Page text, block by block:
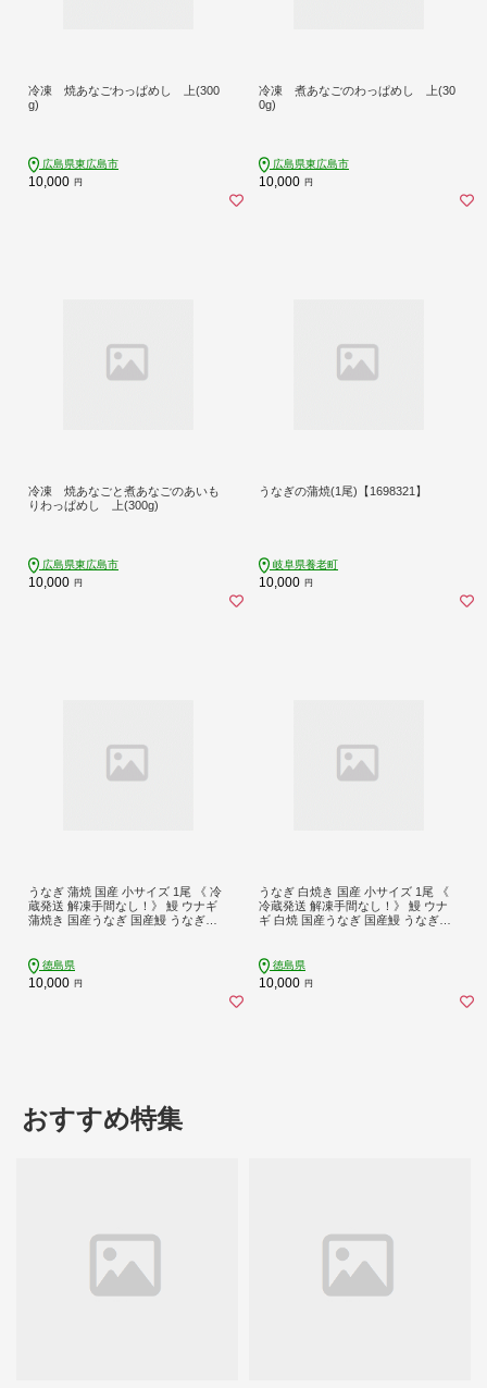
冷凍 焼あなごわっぱめし 上(300
g)
広島県東広島市
10,000 円
冷凍 煮あなごのわっぱめし 上(30
0g)
広島県東広島市
10,000 円
冷凍 焼あなごと煮あなごのあいも
りわっぱめし 上(300g)
広島県東広島市
10,000 円
うなぎの蒲焼(1尾)【1698321】
岐阜県養老町
10,000 円
うなぎ 蒲焼 国産 小サイズ 1尾 《 冷
蔵発送 解凍手間なし！》 鰻 ウナギ
蒲焼き 国産うなぎ 国産鰻 うなぎ蒲
ク・お盆・年末年始 の指定日は不
可】
徳島県
10,000 円
うなぎ 白焼き 国産 小サイズ 1尾 《
冷蔵発送 解凍手間なし！》 鰻 ウナ
ギ 白焼 国産うなぎ 国産鰻 うなぎ白
ク・お盆・年末年始 の指定日は不
可】
徳島県
10,000 円
おすすめ特集